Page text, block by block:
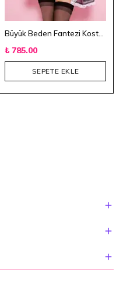
₺ 785.00
SEPETE EKLE